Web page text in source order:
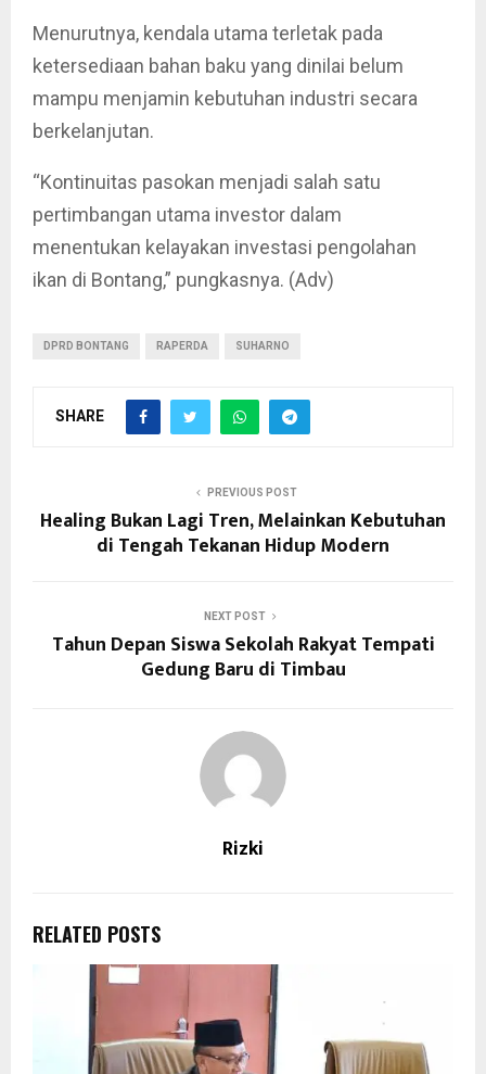
Menurutnya, kendala utama terletak pada
ketersediaan bahan baku yang dinilai belum
mampu menjamin kebutuhan industri secara
berkelanjutan.
“Kontinuitas pasokan menjadi salah satu
pertimbangan utama investor dalam
menentukan kelayakan investasi pengolahan
ikan di Bontang,” pungkasnya. (Adv)
DPRD BONTANG RAPERDA SUHARNO
SHARE
PREVIOUS POST
Healing Bukan Lagi Tren, Melainkan Kebutuhan
di Tengah Tekanan Hidup Modern
NEXT POST
Tahun Depan Siswa Sekolah Rakyat Tempati
Gedung Baru di Timbau
Rizki
RELATED POSTS